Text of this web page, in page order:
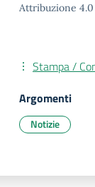
Attribuzione
Stampa /
Argomenti
Notizie